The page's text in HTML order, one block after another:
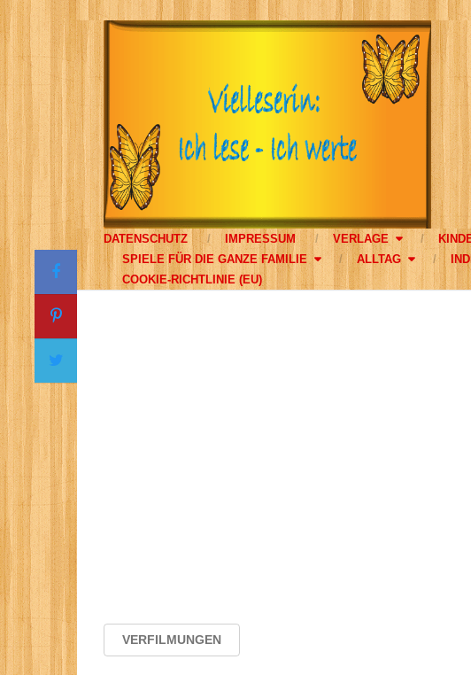
DATENSCHUTZ IMPRESSUM VERLAGE
SPIELE FÜR DIE GANZE FAMILIE
ALLTAG
COOKIE-RICHTLINIE (EU)
VERFILMUNGEN